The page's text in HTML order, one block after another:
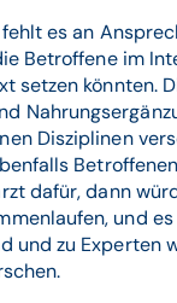
es an
Betroffene im
setzen könnten.
Disziplinen
dafür, dann
und
und zu Experten